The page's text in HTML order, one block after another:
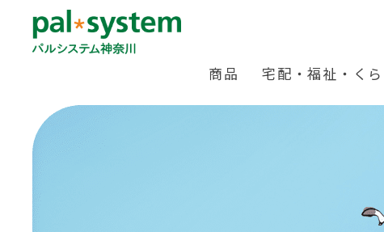
商品 宅配・福祉・く